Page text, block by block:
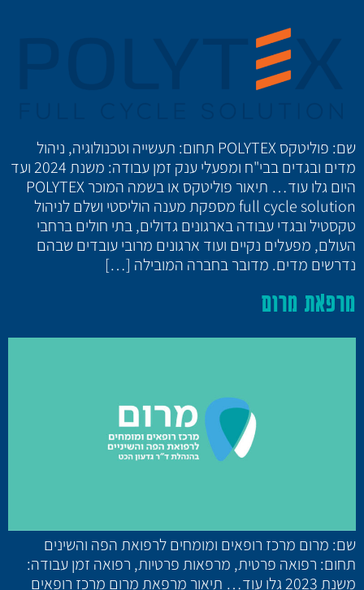
שם: פוליטקס POLYTEX תחום: תעשייה וטכנולוגיה, ניהול
מדים ובגדים בבי"ח ומפעלי ענק זמן עבודה: משנת 2024 ועד
היום גלו עוד… תיאור פוליטקס או בשמה המוכר POLYTEX
full cycle solution מספקת מענה הוליסטי ושלם לניהול
טקסטיל ובגדי עבודה בארגונים גדולים, בתי חולים ברחבי
העולם, מפעלים נקיים ועוד ארגונים מרובי עובדים שבהם
נדרשים מדים. מדובר בחברה המובילה […]
מרפאת מרום
שם: מרום מרכז רופאים ומומחים לרפואת הפה והשינים
תחום: רפואה פרטית, מרפאות פרטיות, רפואה זמן עבודה:
משנת 2023 גלו עוד… תיאור מרפאת מרום מרכז רופאים